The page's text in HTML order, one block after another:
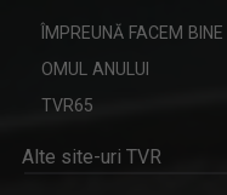
ÎMPREUNĂ FACEM BINE
OMUL ANULUI
TVR65
Alte site-uri TVR